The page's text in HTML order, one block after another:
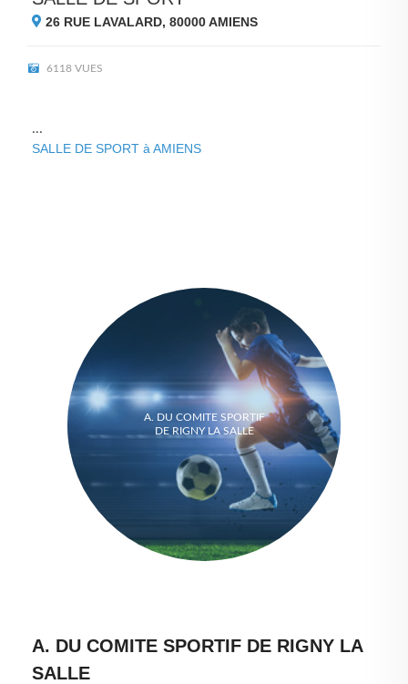
26 RUE LAVALARD, 80000AMIENS
6118 VUES
...
SALLE DE SPORT à AMIENS
A. DU COMITE SPORTIF
DE RIGNY LA SALLE
A. DU COMITE SPORTIF DE RIGNY LA
SALLE